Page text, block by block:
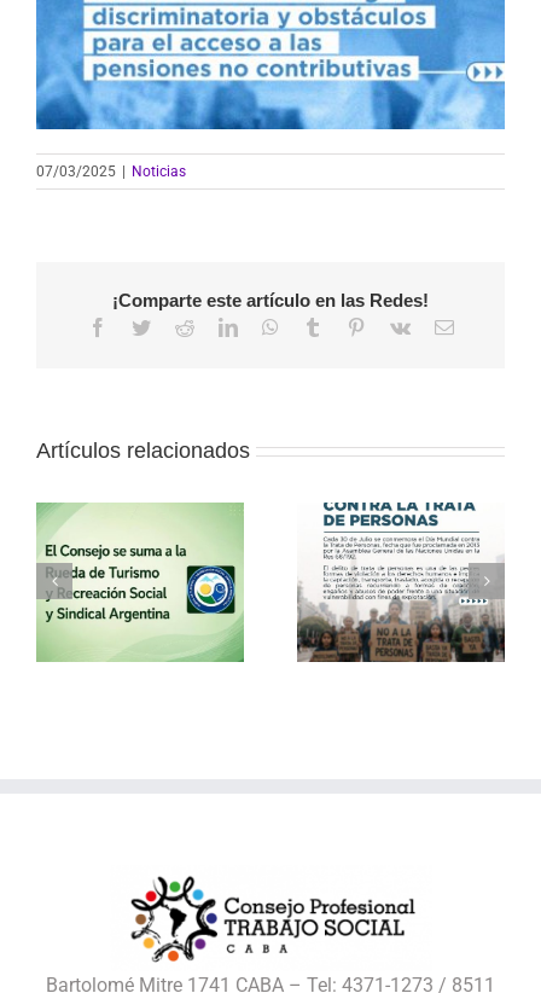
07/03/2025 Noticias
¡Comparte este artículo en las Redes!
Facebook
TwitterRedditLinkedInWhatsApp
Tumblr Pinterest
Vk
Correo
Artículos relacionados
30 de julio – Día
Mundial contra la
Trata de Personas
Vacaciones de
invierno con el
Consejo
Bartolomé Mitre 1741 CABA – Tel: 4371-1273 / 8511